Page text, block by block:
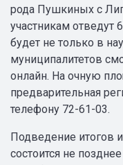
рода Пушкиных с
участникам отведут
будет не только в
муниципалитетов
онлайн. На очную
предварительная
телефону 72-61-03.
Подведение итогов
состоится не